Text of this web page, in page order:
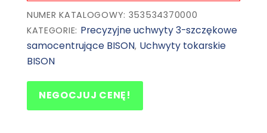
NUMER KATALOGOWY: 353534370000
KATEGORIE: Precyzyjne uchwyty 3-szczękowe
samocentrujące BISON, Uchwyty tokarskie
BISON
NEGOCJUJ CENĘ!